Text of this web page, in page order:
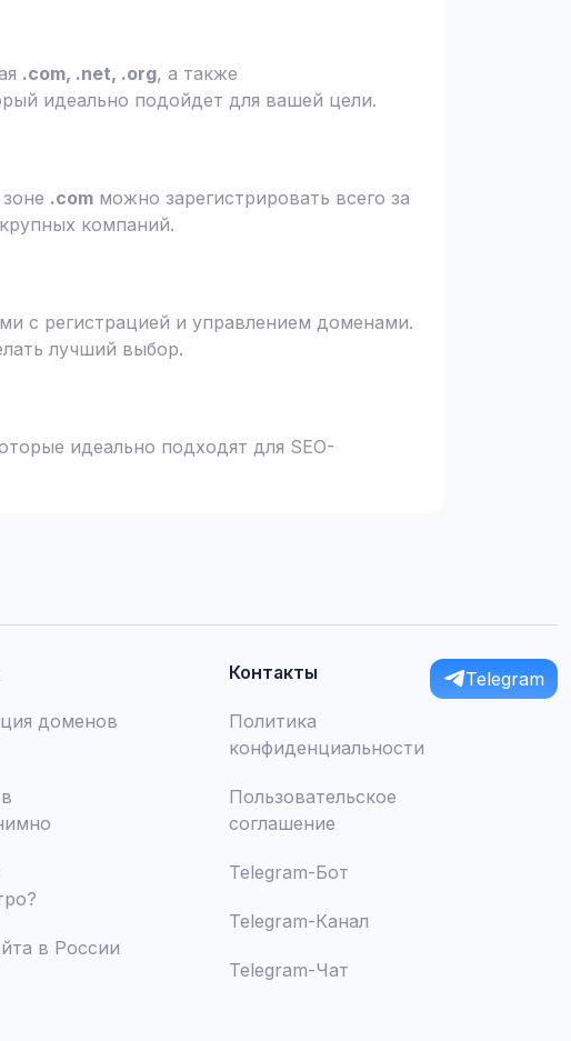
.com, .net, .org, а также
идеально подойдет для вашей цели.
.com можно зарегистрировать всего за
компаний.
с регистрацией и управлением доменами.
лучший выбор.
идеально подходят для SEO-
доменов
в России
Контакты
Политика
конфиденциальности
Пользовательское
соглашение
Telegram-Бот
Telegram-Канал
Telegram-Чат
Telegram